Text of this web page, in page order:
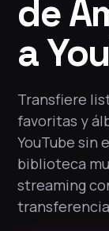
de
a
Transfiere
favoritas y
YouTube sin
biblioteca
streaming